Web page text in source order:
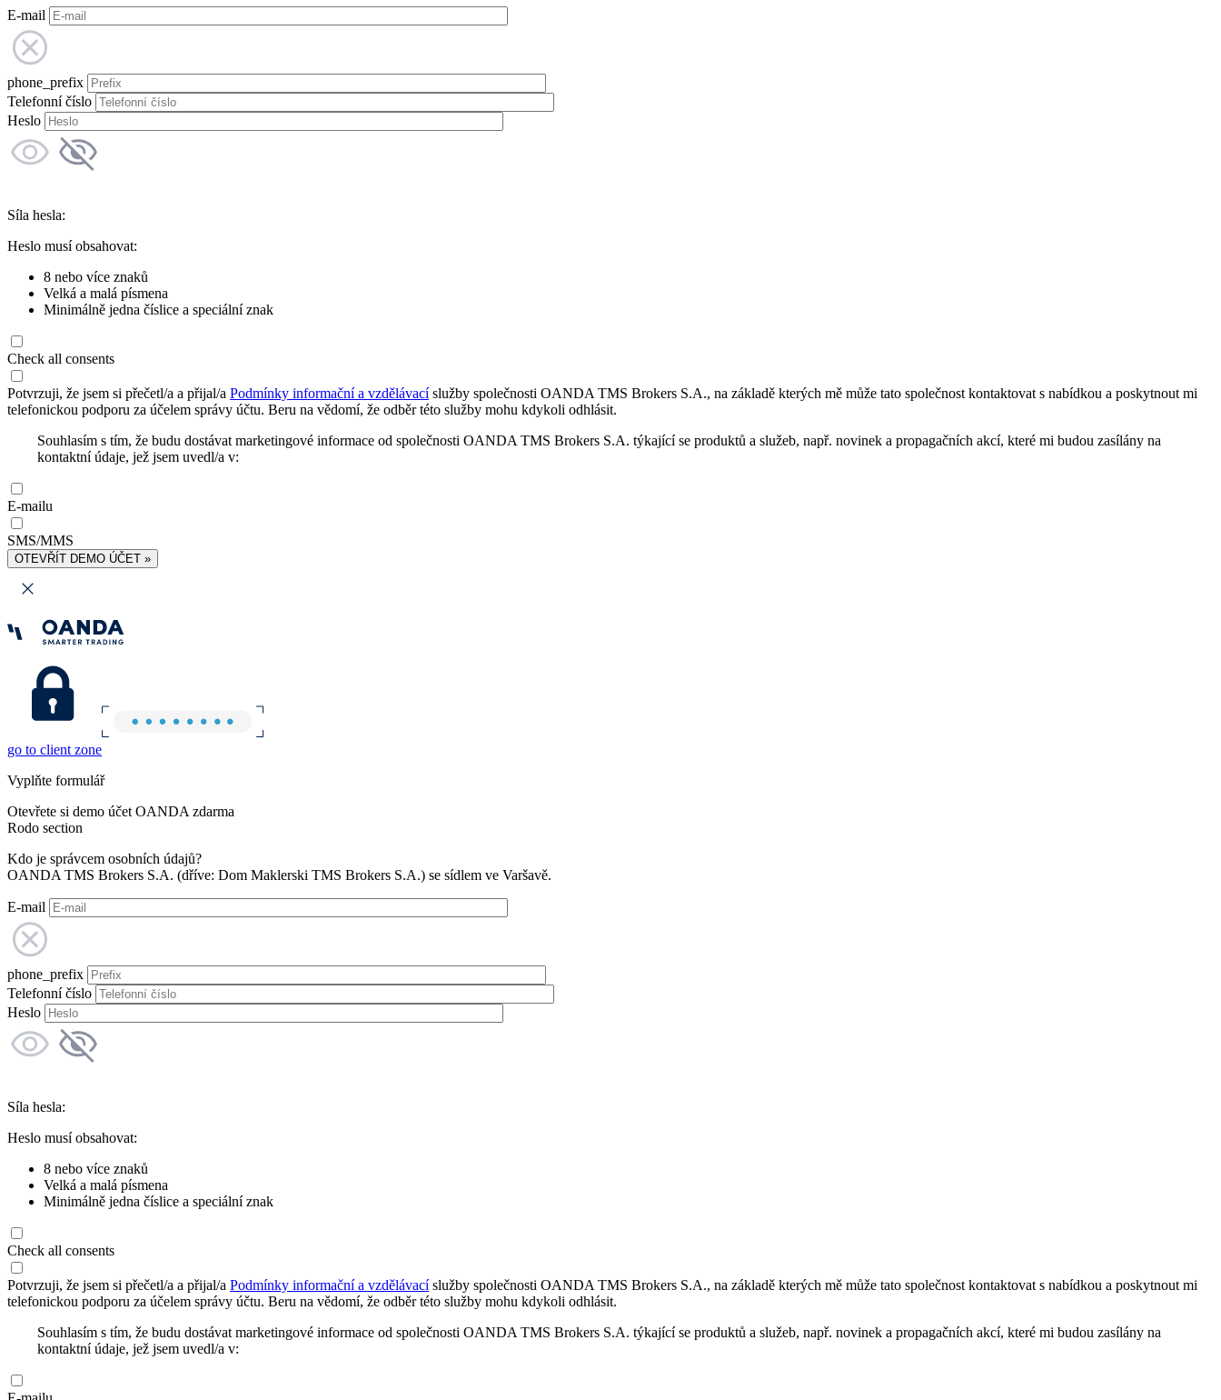
E-mail
phone_prefix
Telefonní číslo
Heslo
Síla hesla:
Heslo musí obsahovat:
8 nebo více znaků
Velká a malá písmena
Minimálně jedna číslice a speciální znak
Check all consents
Potvrzuji, že jsem si přečetl/a a přijal/a Podmínky informační a vzdělávacíslužby společnosti OANDA TMS Brokers S.A., na základě kterých mě může tato společnost kontaktovat s nabídkou a poskytnout mi
telefonickou podporu za účelem správy účtu. Beru na vědomí, že odběr této služby mohu kdykoli odhlásit.
Souhlasím s tím, že budu dostávat marketingové informace od společnosti OANDA TMS Brokers S.A. týkající se produktů a služeb, např. novinek a propagačních akcí, které mi budou zasílány na
kontaktní údaje, jež jsem uvedl/a v:
E-mailu
SMS/MMS
OTEVŘÍT DEMO ÚČET »
go to client zone
Vyplňte formulář
Otevřete si demo účet OANDA zdarma
Rodo section
Kdo je správcem osobních údajů?
OANDA TMS Brokers S.A. (dříve: Dom Maklerski TMS Brokers S.A.) se sídlem ve Varšavě.
E-mail
phone_prefix
Telefonní číslo
Heslo
Síla hesla:
Heslo musí obsahovat:
8 nebo více znaků
Velká a malá písmena
Minimálně jedna číslice a speciální znak
Check all consents
Potvrzuji, že jsem si přečetl/a a přijal/a Podmínky informační a vzdělávacíslužby společnosti OANDA TMS Brokers S.A., na základě kterých mě může tato společnost kontaktovat s nabídkou a poskytnout mi
telefonickou podporu za účelem správy účtu. Beru na vědomí, že odběr této služby mohu kdykoli odhlásit.
Souhlasím s tím, že budu dostávat marketingové informace od společnosti OANDA TMS Brokers S.A. týkající se produktů a služeb, např. novinek a propagačních akcí, které mi budou zasílány na
kontaktní údaje, jež jsem uvedl/a v: